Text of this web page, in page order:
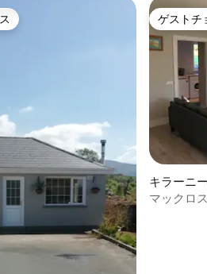
の平均評価
ョイスです。 ゲストチ
ゲストチ
キラーニ
マックロ